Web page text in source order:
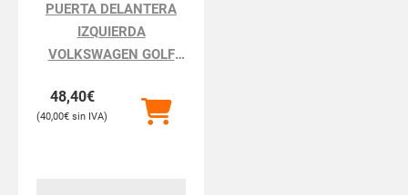
PUERTA DELANTERA
IZQUIERDA
VOLKSWAGEN GOLF
48,40€
40,00€